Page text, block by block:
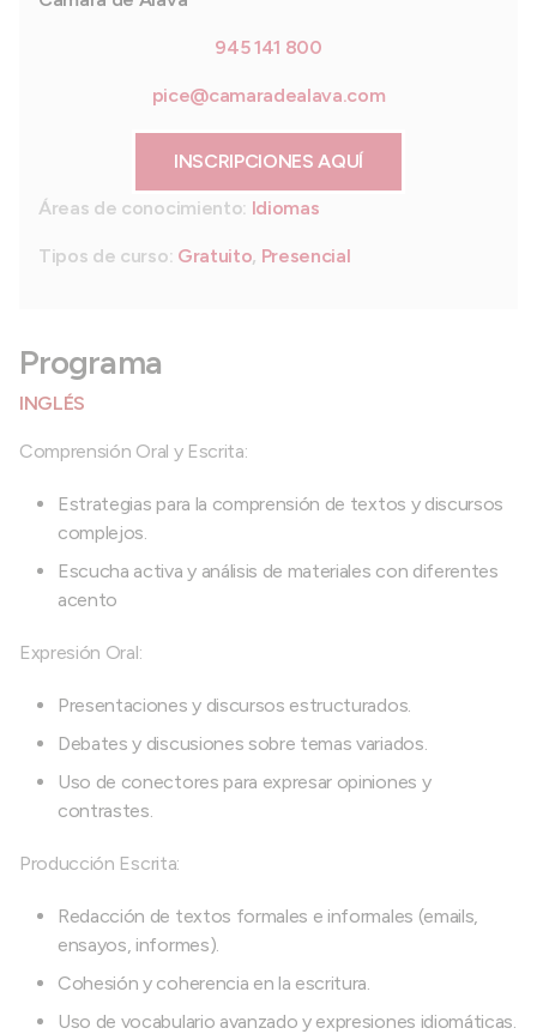
945 141 800
pice@camaradealava.com
INSCRIPCIONES AQUÍ
Áreas de conocimiento: Idiomas
Tipos de curso: Gratuito, Presencial
Programa
INGLÉS
Comprensión Oral y Escrita:
Estrategias para la comprensión de textos y discursos
complejos.
Escucha activa y análisis de materiales con diferentes
acento
Expresión Oral:
Presentaciones y discursos estructurados.
Debates y discusiones sobre temas variados.
Uso de conectores para expresar opiniones y
contrastes.
Producción Escrita:
Redacción de textos formales e informales (emails,
ensayos, informes).
Cohesión y coherencia en la escritura.
Uso de vocabulario avanzado y expresiones idiomáticas.